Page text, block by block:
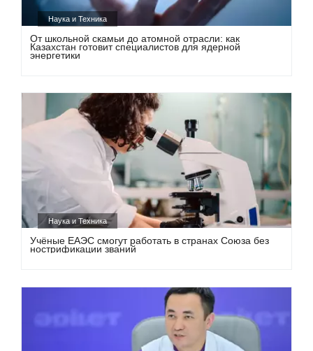
Наука и Техника
От школьной скамьи до атомной отрасли: как
Казахстан готовит специалистов для ядерной
энергетики
Наука и Техника
Учёные ЕАЭС смогут работать в странах Союза без
нострификации званий